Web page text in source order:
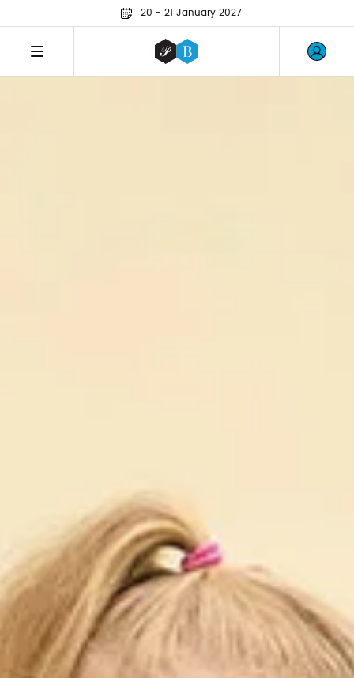
20 - 21 January 2027